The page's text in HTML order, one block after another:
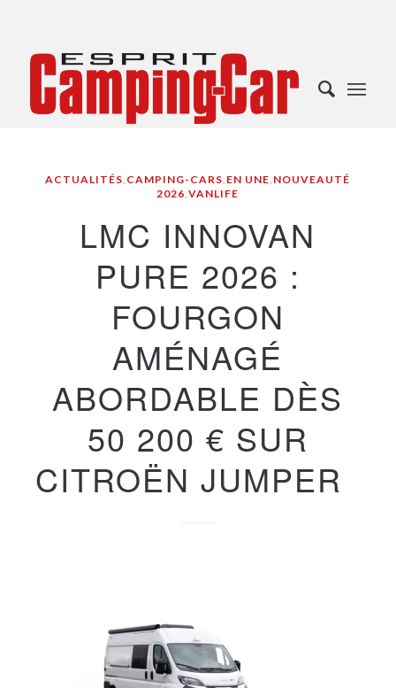
ACTUALITÉS, CAMPING-CARS, EN UNE, NOUVEAUTÉ
2026,VANLIFE
LMC INNOVAN
PURE 2026 :
FOURGON
AMÉNAGÉ
ABORDABLE DÈS
50 200 € SUR
CITROËN JUMPER